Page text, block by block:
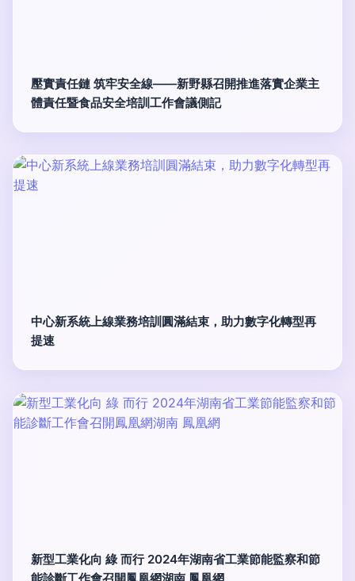
壓實責任鏈 筑牢安全線——新野縣召開推進落實企業主
體責任暨食品安全培訓工作會議側記
中心新系統上線業務培訓圓滿結束，助力數字化轉型再
提速
新型工業化向 綠 而行 2024年湖南省工業節能監察和節